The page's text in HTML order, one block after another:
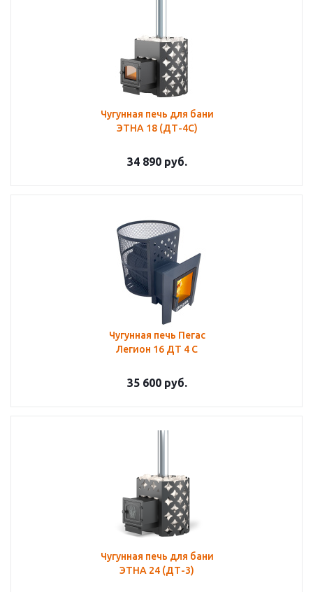
Чугунная печь для бани
ЭТНА 18 (ДТ-4С)
34 890руб.
Чугунная печь Пегас
Легион 16 ДТ 4 С
35 600руб.
Чугунная печь для бани
ЭТНА 24 (ДТ-3)